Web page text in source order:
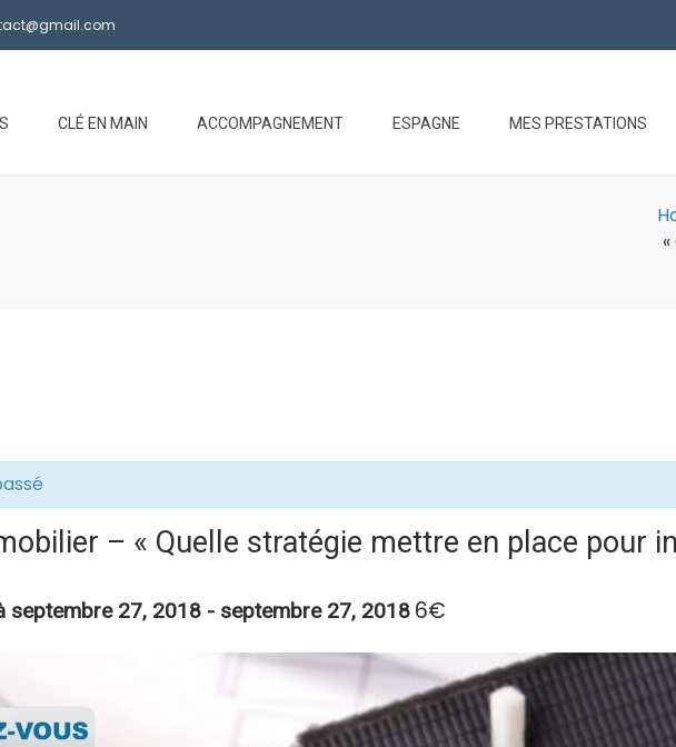
CLÉ EN MAIN ACCOMPAGNEMENT ESPAGNE MES PRESTATIONS
– « Quelle stratégie mettre en place pour
septembre 27, 2018 - septembre 27, 2018 6€